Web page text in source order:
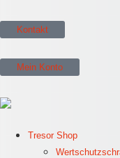
Kontakt
Mein Konto
Tresor Shop